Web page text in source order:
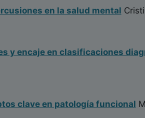
en la salud mental
y encaje en clasificaciones
clave en patología funcional